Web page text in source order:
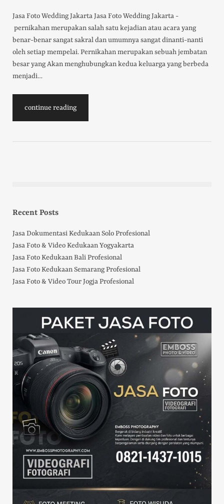
Jasa Foto Wedding Jakarta Jasa Foto Wedding Jakarta -
pernikahan merupakan salah satu kejadian atau acara yang
benar-benar sangat sakral dan umumnya sangat dinanti-nanti
oleh setiap mempelai. Pernikahan merupakan sebuah jembatan
besar yang Akan menghubungkan kedua keluarga yang berbeda
menjadi…
continue reading
Recent Posts
Jasa Dokumentasi Kedukaan Solo Profesional
Jasa Foto & Video Kedukaan Yogyakarta
Jasa Foto Kedukaan Bali Profesional
Jasa Foto Kedukaan Semarang Profesional
Jasa Foto & Video Tour Jogja Profesional